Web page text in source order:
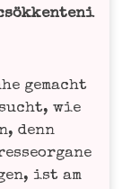
gemacht
wie
denn
ist am